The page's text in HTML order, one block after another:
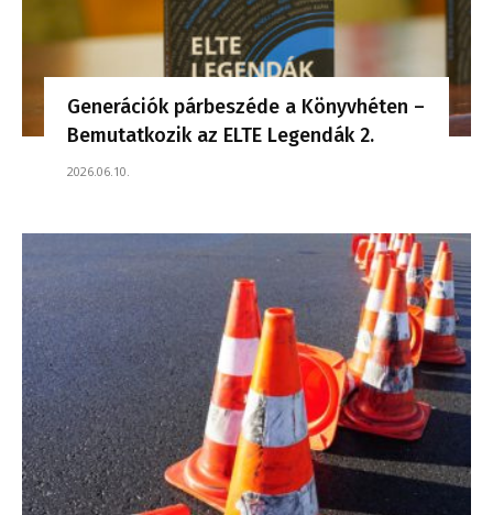
Generációk párbeszéde a Könyvhéten –
Bemutatkozik az ELTE Legendák 2.
2026.06.10.